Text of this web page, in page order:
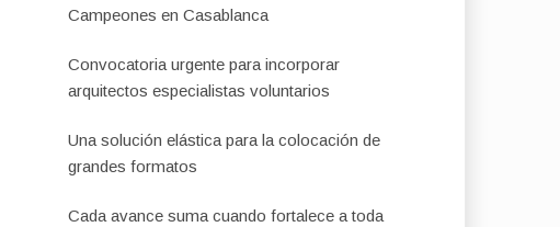
Campeones en Casablanca
Convocatoria urgente para incorporar
arquitectos especialistas voluntarios
Una solución elástica para la colocación de
grandes formatos
Cada avance suma cuando fortalece a toda